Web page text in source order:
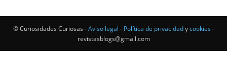
© Curiosidades Curiosas -Aviso legal - Política de privacidadycookies -
revistasblogs@gmail.com